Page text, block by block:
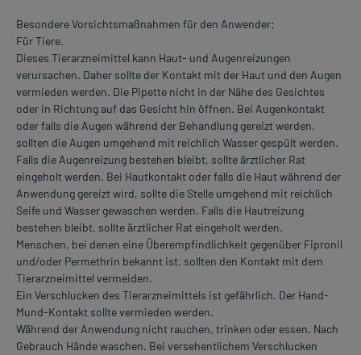
Besondere Vorsichtsmaßnahmen für den Anwender:
Für Tiere.
Dieses Tierarzneimittel kann Haut- und Augenreizungen
verursachen. Daher sollte der Kontakt mit der Haut und den Augen
vermieden werden. Die Pipette nicht in der Nähe des Gesichtes
oder in Richtung auf das Gesicht hin öffnen. Bei Augenkontakt
oder falls die Augen während der Behandlung gereizt werden,
sollten die Augen umgehend mit reichlich Wasser gespült werden.
Falls die Augenreizung bestehen bleibt, sollte ärztlicher Rat
eingeholt werden. Bei Hautkontakt oder falls die Haut während der
Anwendung gereizt wird, sollte die Stelle umgehend mit reichlich
Seife und Wasser gewaschen werden. Falls die Hautreizung
bestehen bleibt, sollte ärztlicher Rat eingeholt werden.
Menschen, bei denen eine Überempfindlichkeit gegenüber Fipronil
und/oder Permethrin bekannt ist, sollten den Kontakt mit dem
Tierarzneimittel vermeiden.
Ein Verschlucken des Tierarzneimittels ist gefährlich. Der Hand-
Mund-Kontakt sollte vermieden werden.
Während der Anwendung nicht rauchen, trinken oder essen. Nach
Gebrauch Hände waschen. Bei versehentlichem Verschlucken